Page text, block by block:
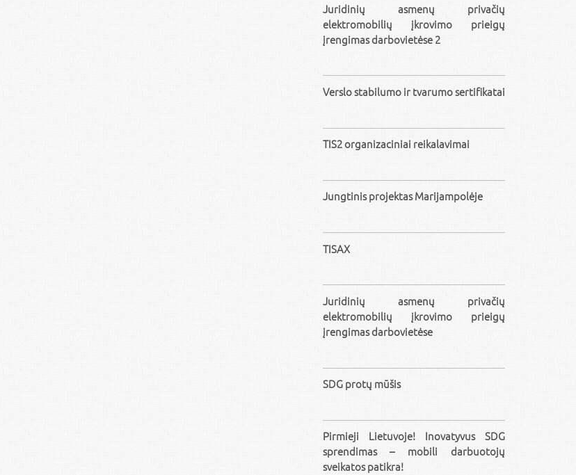
Juridinių asmenų privačių
elektromobilių įkrovimo prieigų
įrengimas darbovietėse 2
Verslo stabilumo ir tvarumo sertifikatai
TIS2 organizaciniai reikalavimai
Jungtinis projektas Marijampolėje
TISAX
Juridinių asmenų privačių
elektromobilių įkrovimo prieigų
įrengimas darbovietėse
SDG protų mūšis
Pirmieji Lietuvoje! Inovatyvus SDG
sprendimas – mobili darbuotojų
sveikatos patikra!